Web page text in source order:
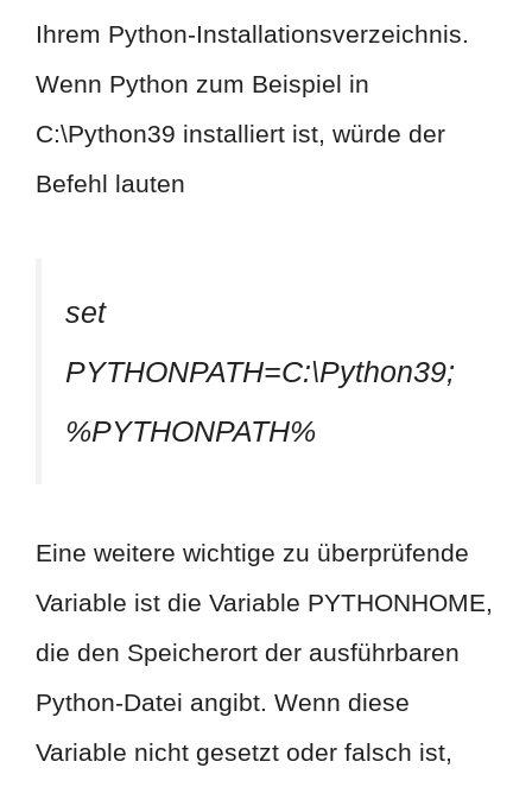
Ihrem Python-Installationsverzeichnis.
Wenn Python zum Beispiel in
C:\Python39 installiert ist, würde der
Befehl lauten
set
PYTHONPATH=C:\Python39;
%PYTHONPATH%
Eine weitere wichtige zu überprüfende
Variable ist die Variable PYTHONHOME,
die den Speicherort der ausführbaren
Python-Datei angibt. Wenn diese
Variable nicht gesetzt oder falsch ist,